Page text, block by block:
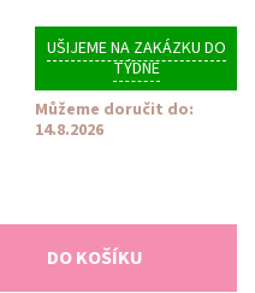
UŠIJEME NA ZAKÁZKU DO
TÝDNE
Můžeme doručit do:
14.8.2026